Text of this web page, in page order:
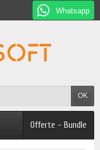
Whatsapp
OK
Offerte - Bundle